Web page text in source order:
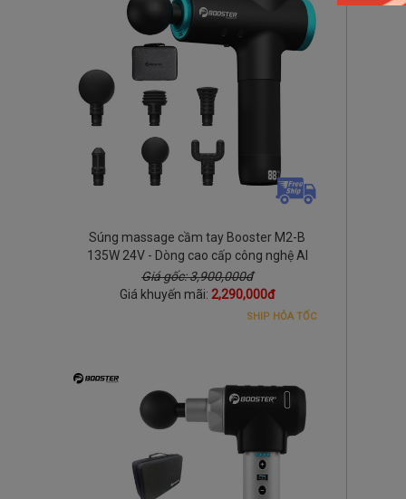
Súng massage cầm tay Booster M2-B
135W 24V - Dòng cao cấp công nghệ AI
Giá gốc: 3,900,000đ
Giá khuyến mãi: 2,290,000đ
SHIP HỎA TỐC